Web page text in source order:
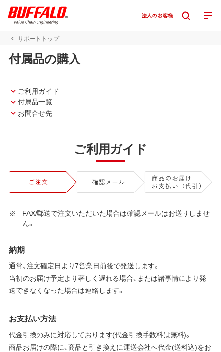
サポートトップ
付属品の購入
ご利用ガイド
付属品一覧
お問合せ先
ご利用ガイド
FAX/郵送で注文いただいた場合は確認メールはお送りしませ
ん。
納期
通常、注文確定日より7営業日前後で発送します。
当初のお届け予定より著しく遅れる場合、または諸事情により発
送できなくなった場合は連絡します。
お支払い方法
代金引換のみに対応しております(代金引換手数料は無料)。
商品お届けの際に、商品と引き換えに運送会社へ代金(送料込)をお